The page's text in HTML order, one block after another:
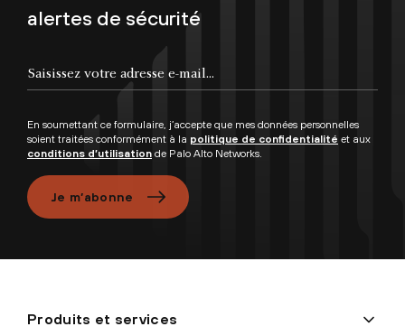
alertes de sécurité
En soumettant ce formulaire, j’accepte que mes données personnelles
soient traitées conformément à la politique de confidentialité et aux
conditions d’utilisation de Palo Alto Networks.
Je m’abonne
Produits et services